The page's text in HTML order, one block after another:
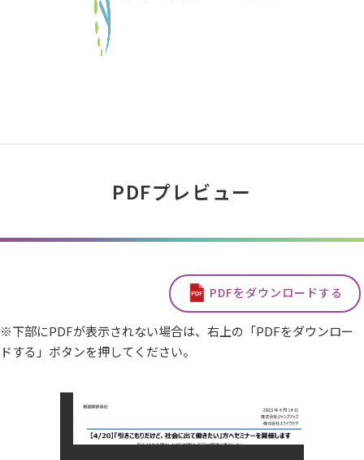
PDFプレビュー
PDFをダウンロードする
※下部にPDFが表示されない場合は、右上の「PDFをダウンロー
ドする」ボタンを押してください。